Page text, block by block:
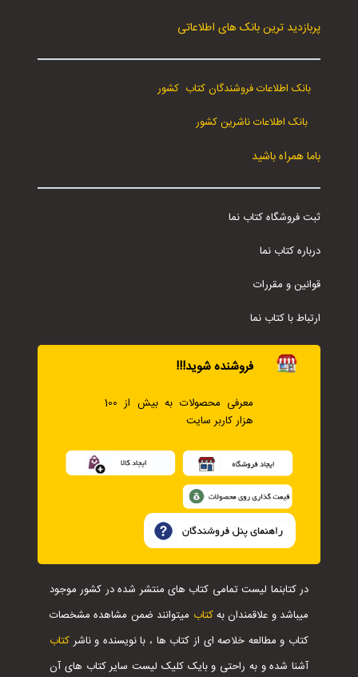
پربازدید ترین بانک های اطلاعاتی
بانک اطلاعات فروشندگان کتاب کشور
بانک اطلاعات ناشرین کشور
باما همراه باشید
ثبت فروشگاه کتاب نما
درباره کتاب نما
قوانین و مقررات
ارتباط با کتاب نما
فروشنده شوید!!!
معرفی محصولات به بیش از 100
هزار کاربر سایت
در کتابنما لیست تمامی کتاب های منتشر شده در کشور موجود
میباشد و علاقمندان بهکتاب میتوانند ضمن مشاهده مشخصات
کتاب و مطالعه خلاصه ای از کتاب ها ، با نویسنده و ناشر کتاب
آشنا شده و به راحتی و بایک کلیک لیست سایر کتاب های آن